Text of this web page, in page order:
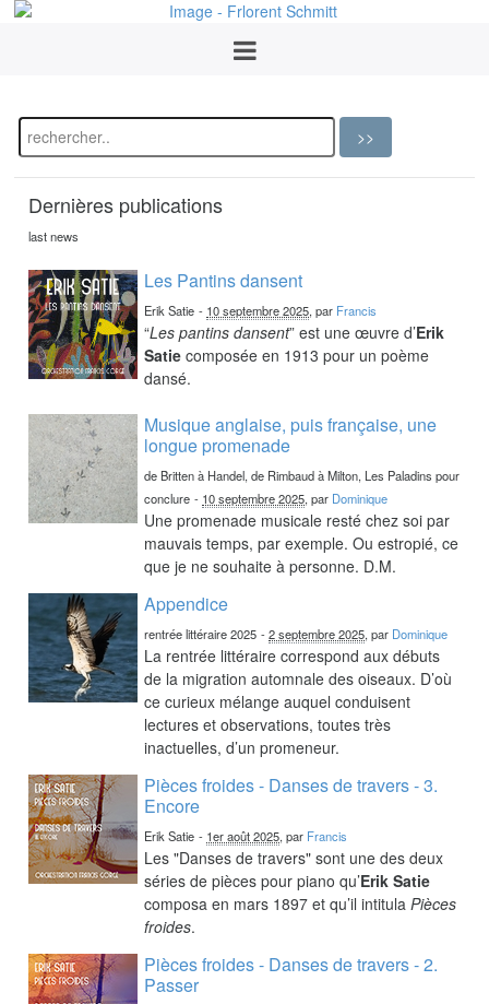
Dernières publications
last news
Les Pantins dansent
Erik Satie - 10 septembre 2025, par Francis
“Les pantins dansent” est une œuvre d’Erik
Satie composée en 1913 pour un poème
dansé.
Musique anglaise, puis française, une
longue promenade
de Britten à Handel, de Rimbaud à Milton, Les Paladins pour
conclure - 10 septembre 2025, par Dominique
Une promenade musicale resté chez soi par
mauvais temps, par exemple. Ou estropié, ce
que je ne souhaite à personne. D.M.
Appendice
rentrée littéraire 2025 -2 septembre 2025, par Dominique
La rentrée littéraire correspond aux débuts
de la migration automnale des oiseaux. D’où
ce curieux mélange auquel conduisent
lectures et observations, toutes très
inactuelles, d’un promeneur.
Pièces froides - Danses de travers - 3.
Encore
Erik Satie - 1er août 2025, par Francis
Les "Danses de travers" sont une des deux
séries de pièces pour piano qu’Erik Satie
composa en mars 1897 et qu’il intitulaPièces
froides.
Pièces froides - Danses de travers - 2.
Passer